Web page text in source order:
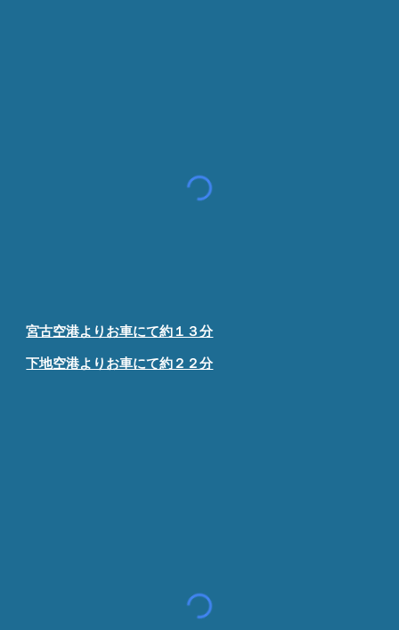
宮古空港よりお車にて約１３分
下地空港よりお車にて約２２分